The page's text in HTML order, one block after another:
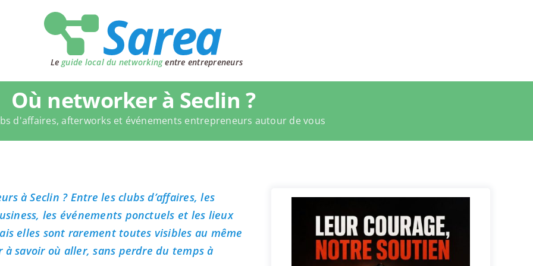
Le guide local du networkingentre entrepreneurs
Où networker à Seclin ?
d'affaires, afterworks et événements entrepreneurs autour de vous
à Seclin ? Entre les clubs d’affaires, les
les événements ponctuels et les lieux
elles sont rarement toutes visibles au même
savoir où aller, sans perdre du temps à